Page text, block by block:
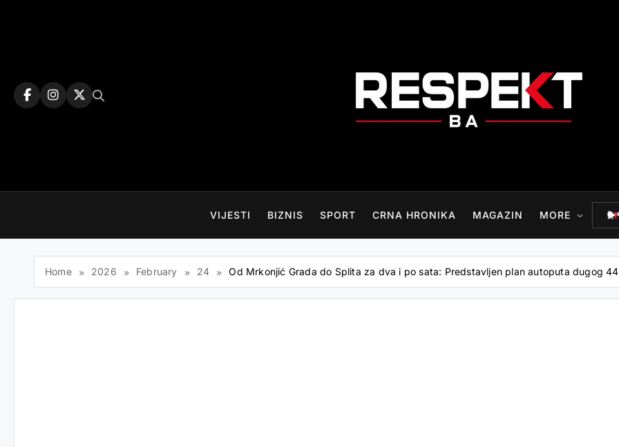
VIJESTI BIZNIS SPORT CRNA HRONIKA MAGAZIN MORE
Home 2026 February 24 Od Mrkonjić Grada do Splita za dva i po sata: Predstavljen plan autoputa dugog